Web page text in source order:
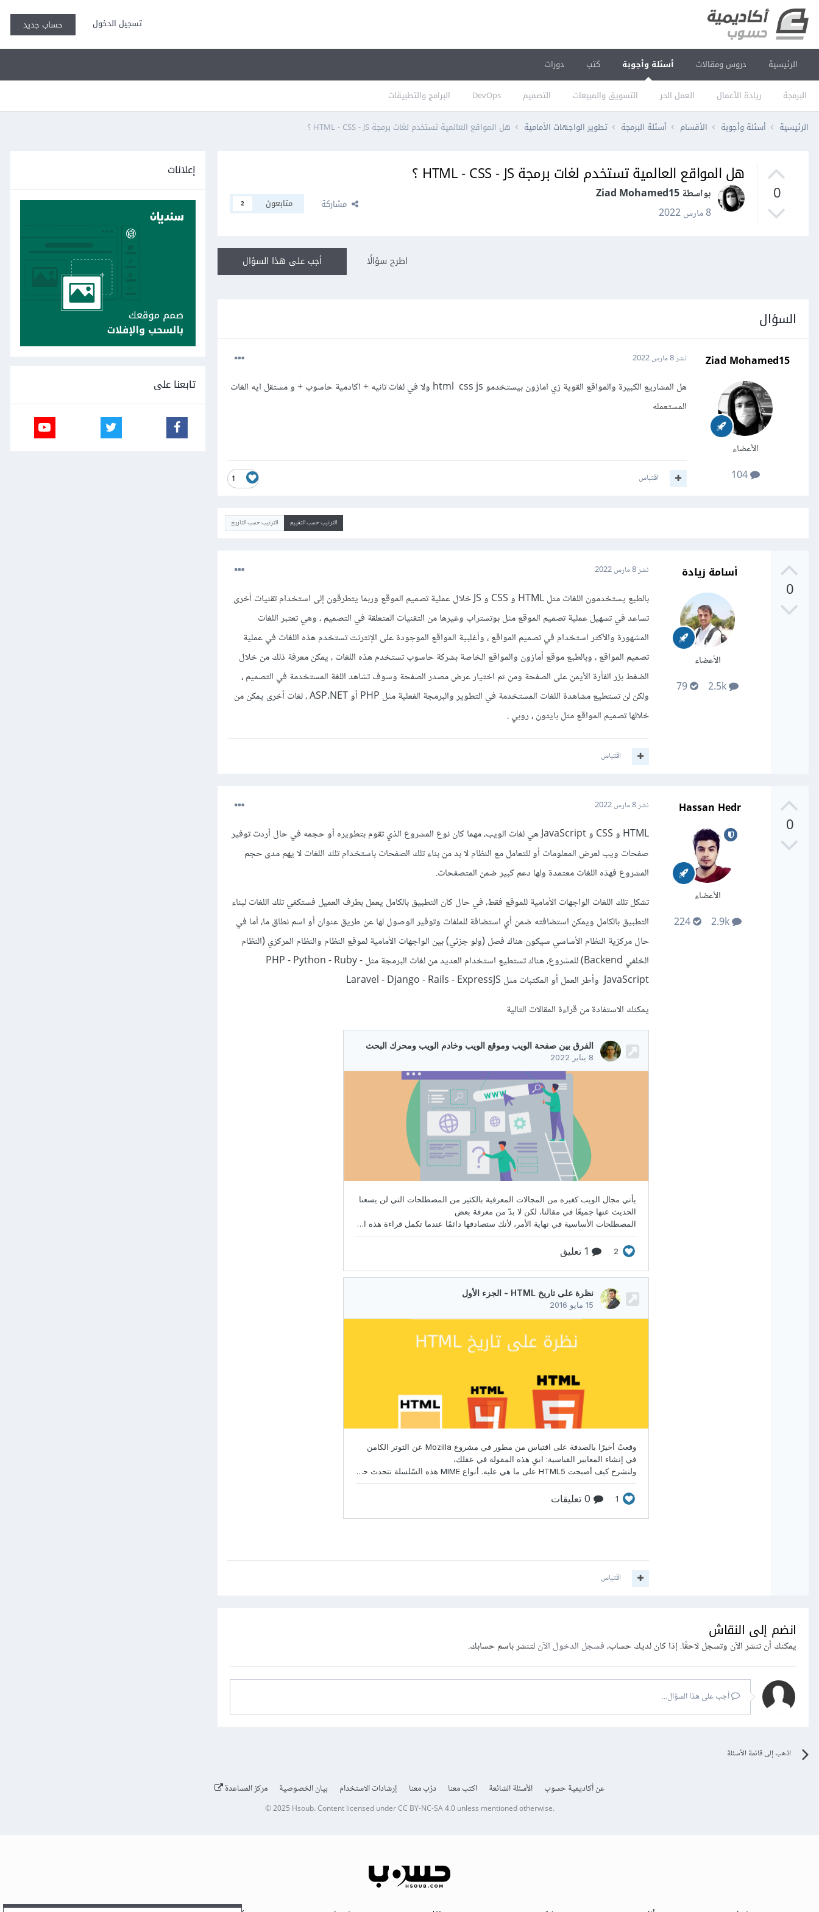
تسجيل الدخول حساب جديد
الرئيسية دروس ومقالات أسئلة وأجوبة
البرمجة ريادة الأعمال العمل الحر التسويق والمبيعات التصميم DevOps البرامج والتطبيقات
كتب دورات
الرئيسية أسئلة وأجوبة الأقسام أسئلة البرمجة تطوير الواجهات الأمامية هل المواقع العالمية تستخدم لغات برمجة HTML - CSS - JS ؟
0
هل المواقع العالمية تستخدم لغات برمجة HTML - CSS - JS ؟
بواسطة Ziad Mohamed15
8 مارس 2022
مشاركة متابعون 2
أجب على هذا السؤال اطرح سؤالًا
السؤال
Ziad Mohamed15
الأعضاء
104
نشر8 مارس 2022
هل المشاريع الكبيرة والمواقع القوية زي امازون بيستخدمو html css js ولا في لغات تانيه + اكادمية حاسوب + و مستقل ايه الغات
المستعمله
1 اقتباس
الترتيب حسب التقييم الترتيب حسب التاريخ
0
أسامة زيادة
الأعضاء
نشر8 مارس 2022
بالطبع يستخدمون اللغات مثل HTML و CSS و JS خلال عملية تصميم الموقع وربما يتطرقون إلى استخدام تقنيات أخرى
تساعد في تسهيل عملية تصميم الموقع مثل بوتستراب وغيرها من التقنيات المتعلقة في التصميم ، وهي تعتبر اللغات
المشهورة والأكثر استخدام في تصميم المواقع ، وأغلبية المواقع الموجودة على الإنترنت تستخدم هذه اللغات في عملية
تصميم المواقع ، وبالطبع موقع أمازون والمواقع الخاصة بشركة حاسوب تستخدم هذه اللغات ، يمكن معرفة ذلك من خلال
الضغط بزر الفأرة الأيمن على الصفحة ومن ثم اختيار عرض مصدر الصفحة وسوف تشاهد اللغة المستخدمة في التصميم ،
ولكن لن تستطيع مشاهدة اللغات المستخدمة في التطوير والبرمجة الفعلية مثل PHP أو ASP.NET ، لغات أخرى يمكن من
خلالها تصميم المواقع مثل بايثون ، روبي .
اقتباس
0
Hassan Hedr
الأعضاء
2.9k
224
نشر8 مارس 2022
HTML و CSS و JavaScript هي لغات الويب، مهما كان نوع المشروع الذي تقوم بتطويره أو حجمه في حال أردت توفير
صفحات ويب لعرض المعلومات أو للتعامل مع النظام لا بد من بناء تلك الصفحات باستخدام تلك اللغات لا يهم مدى حجم
المشروع فهذه اللغات معتمدة ولها دعم كبير ضمن المتصفحات.
تشكل تلك اللغات الواجهات الأمامية للموقع فقط، في حال كان التطبيق بالكامل يعمل بطرف العميل فستكفي تلك اللغات لبناء
التطبيق بالكامل ويمكن استضافته ضمن أي استضافة للملفات وتوفير الوصول لها عن طريق عنوان أو اسم نطاق ما، أما في
حال مركزية النظام الأساسي سيكون هناك فصل (ولو جزئي) بين الواجهات الأمامية لموقع النظام والنظام المركزي (النظام
الخلفي Backend) للمشروع، هناك تستطيع استخدام العديد من لغات البرمجة مثل PHP - Python - Ruby -
JavaScript وأطر العمل أو المكتبات مثل Laravel - Django - Rails - ExpressJS
يمكنك الاستفادة من قراءة المقالات التالية
اقتباس
انضم إلى النقاش
يمكنك أن تنشر الآن وتسجل لاحقًا. إذا كان لديك حساب،فسجل الدخول الآنلتنشر باسم حسابك.
أجب على هذا السؤال...
اذهب إلى قائمة الأسئلة
إعلانات
تابعنا على
عن أكاديمية حسوب الأسئلة الشائعة اكتب معنا درّب معنا إرشادات الاستخدام بيان الخصوصية مركز المساعدة
© 2025 Hsoub.Content licensed underCC BY-NC-SA 4.0unless mentioned otherwise.